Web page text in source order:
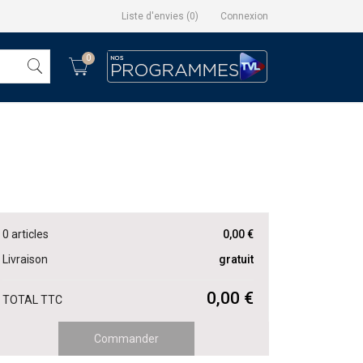
Liste d'envies (0) Connexion
0
0 articles
0,00 €
Livraison
gratuit
TOTAL TTC 0,00 €
Commander